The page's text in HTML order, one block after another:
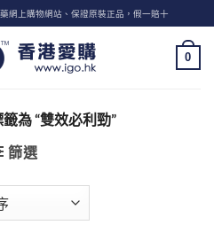
網上購物網站、保證原裝正品，假一賠十
0
為 “雙效必利勁”
篩選